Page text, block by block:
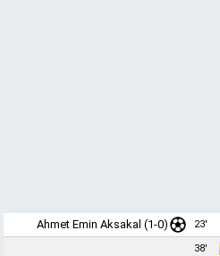
Ahmet Emin Aksakal (1-0) 23'
38'